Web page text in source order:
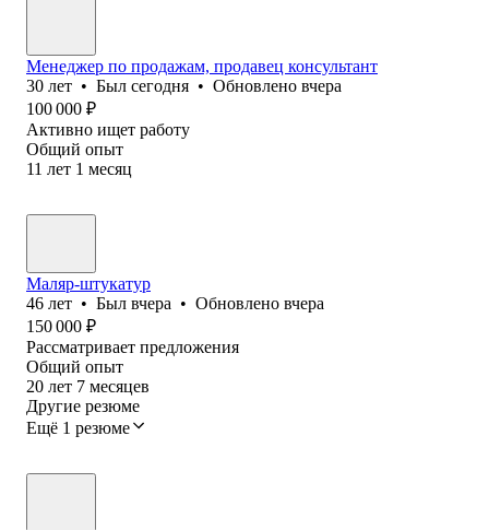
Менеджер по продажам, продавец консультант
30 лет • Был сегодня • Обновлено вчера
100 000 ₽
Активно ищет работу
Общий опыт
11 лет 1 месяц
Маляр-штукатур
46 лет • Был вчера • Обновлено вчера
150 000 ₽
Рассматривает предложения
Общий опыт
20 лет 7 месяцев
Другие резюме
Ещё 1 резюме